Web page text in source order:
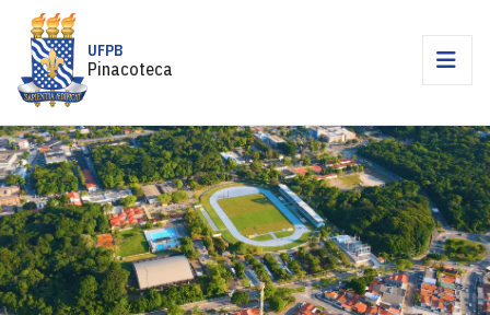
UFPB
Pinacoteca